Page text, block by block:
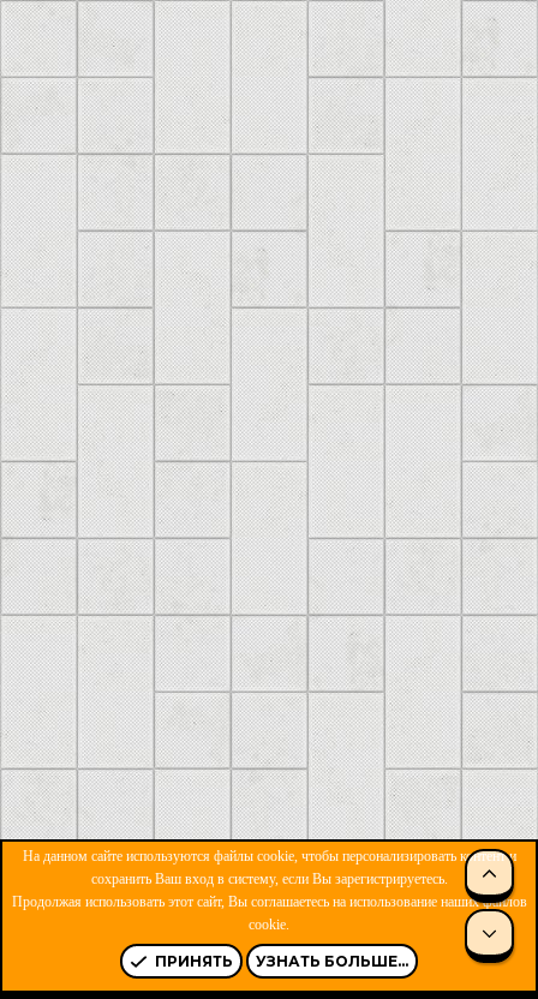
ОБРАТНАЯ СВЯЗЬ
УСЛОВИЯ И ПРАВИЛА
R
S
S
На данном сайте используются файлы cookie, чтобы персонализировать контент и
сохранить Ваш вход в систему, если Вы зарегистрируетесь.
Продолжая использовать этот сайт, Вы соглашаетесь на использование наших файлов
cookie.
ПРИНЯТЬ УЗНАТЬ БОЛЬШЕ...